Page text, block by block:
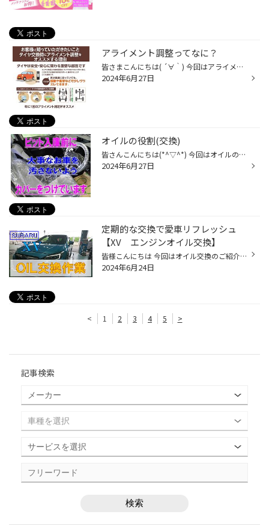
アライメント調整ってなに？
皆さまこんにちは( ´∀｀) 今回はアライメント調整について ご紹介させていただきます。 アライメントと調整とは そのほかのズレる原因としては 縁石に乗り上げや、溝に落とした時 ホイールが傷ついてしまうくらいの 強い衝撃 ローダウン、足回り部品交換した時 などでも タイヤの取り付け角度ズレが...
2024年6月27日
オイルの役割(交換)
皆さんこんにちは(*^▽^*) 今回はオイルの役割と簡単なオイル交換の流れを ご紹介します。 オイルの役割 オイルには大きく5つの効果が あると言われています。 潤滑、密封、冷却、防錆、清掃 この５つの効果がだんだん落ちていきます。 この効果をなくさない為にオイル交換をするのです。 オイル交換...
2024年6月27日
定期的な交換で愛車リフレッシュ
【XV エンジンオイル交換】
皆様こんにちは 今回はオイル交換のご紹介です。 お車は【スバル ＸＶ】 SUVほど大きくなく、 ステーションワゴンより背が高めなので 運転しやすく荷物も積みやすい、 使い勝手の良いお車です。 それでは作業風景はこちら ボンネットを開けて、量のチェックをし キャップを外したら、リフトアップ!!...
2024年6月24日
< 1 2 3 4 5 >
記事検索